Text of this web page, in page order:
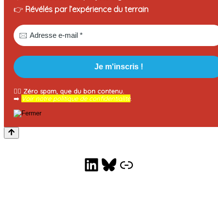
👉 Révélés par l’expérience du terrain
🧘‍♂️ Zéro spam, que du bon contenu.
➡️ Voir notre politique de confidentialité.
LinkedIn
Bluesky
Collaborations éditoriales